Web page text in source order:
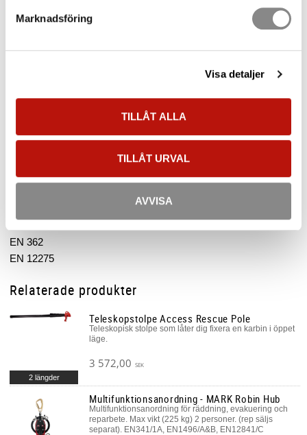
Marknadsföring
Visa detaljer
TILLÅT ALLA
TILLÅT URVAL
AVVISA
Säkerhetskrok Hercules
23mm 30kN
Automatlåsande säkerhetskrok i smidd aluminiumlegering.
Ergonomisk design med enhandsmanövrering.
Beskrivning
Säkerhetskrok tillverkad av smidd aluminiumlegering. Dubbel
öppna med enhandsgrepp. Keylock stängning förebygger trassel
under bruk. Kropp i aluminium och låsenhet i rostfritt stål.
EN 362
EN 12275
Relaterade produkter
Teleskopstolpe Access Rescue Pole
Teleskopisk stolpe som låter dig fixera en karbin i öppet
läge.
3 572,00 SEK
2 längder
Multifunktionsanordning - MARK Robin Hub
Multifunktionsanordning för räddning, evakuering och
reparbete. Max vikt (225 kg) 2 personer. (rep säljs
separat). EN341/1A, EN1496/A&B, EN12841/C